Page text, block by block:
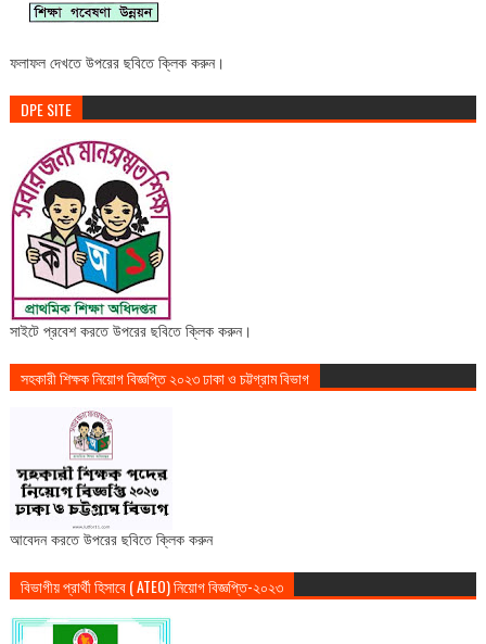
ফলাফল দেখতে উপরের ছবিতে ক্লিক করুন।
DPE SITE
সাইটে প্রবেশ করতে উপরের ছবিতে ক্লিক করুন।
সহকারী শিক্ষক নিয়োগ বিজ্ঞপ্তি ২০২৩ ঢাকা ও চট্টগ্রাম বিভাগ
আবেদন করতে উপরের ছবিতে ক্লিক করুন
বিভাগীয় প্রার্থী হিসাবে ( ATEO) নিয়োগ বিজ্ঞপ্তি-২০২৩